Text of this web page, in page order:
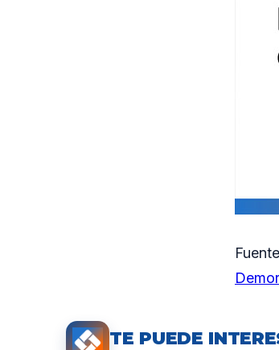
TE PUEDE